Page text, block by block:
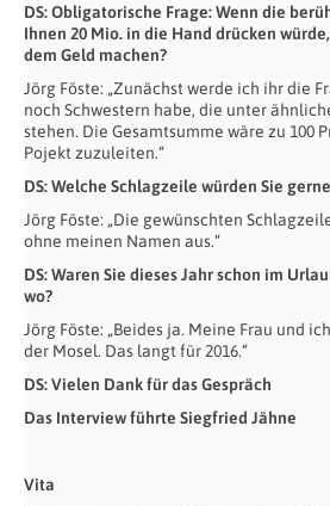
DS: Obligatorische Frage: Wenn die
Ihnen 20 Mio. in die Hand drücken
dem Geld machen?
Jörg Föste: „Zunächst werde ich ihr die
noch Schwestern habe, die unter
stehen. Die Gesamtsumme wäre zu 100
Pojekt zuzuleiten.“
DS: Welche Schlagzeile würden Sie
Jörg Föste: „Die gewünschten
ohne meinen Namen aus.“
DS: Waren Sie dieses Jahr schon im
wo?
Jörg Föste: „Beides ja. Meine Frau und
der Mosel. Das langt für 2016.“
DS: Vielen Dank für das Gespräch
Das Interview führte Siegfried Jähne
Vita